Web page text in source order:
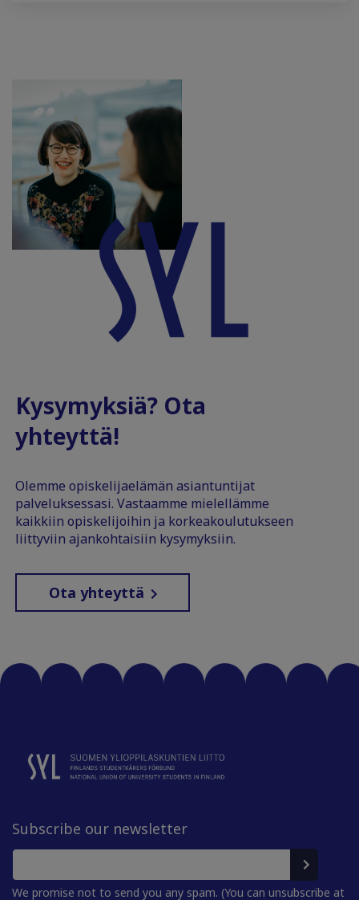
Kysymyksiä? Ota
yhteyttä!
Olemme opiskelijaelämän asiantuntijat
palveluksessasi. Vastaamme mielellämme
kaikkiin opiskelijoihin ja korkeakoulutukseen
liittyviin ajankohtaisiin kysymyksiin.
Ota yhteyttä
Subscribe our newsletter
We promise not to send you any spam. (You can unsubscribe at